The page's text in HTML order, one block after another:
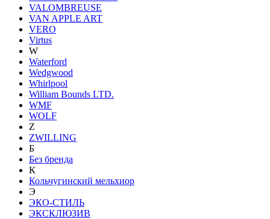
VALOMBREUSE
VAN APPLE ART
VERO
Virtus
W
Waterford
Wedgwood
Whirlpool
William Bounds LTD.
WMF
WOLF
Z
ZWILLING
Б
Без бренда
К
Кольчугинский мельхиор
Э
ЭКО-СТИЛЬ
ЭКСКЛЮЗИВ